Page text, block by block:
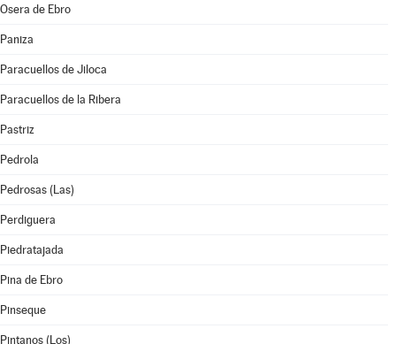
Osera de Ebro
Paniza
Paracuellos de Jiloca
Paracuellos de la Ribera
Pastriz
Pedrola
Pedrosas (Las)
Perdiguera
Piedratajada
Pina de Ebro
Pinseque
Pintanos (Los)